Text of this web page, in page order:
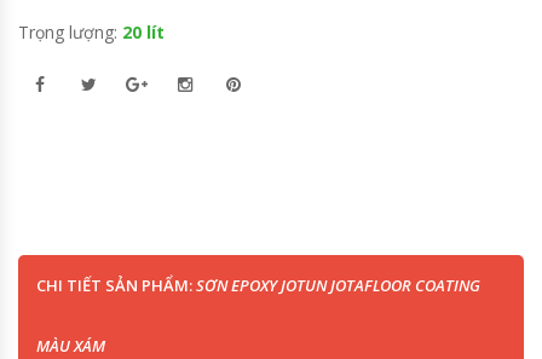
Trọng lượng: 20 lít
CHI TIẾT SẢN PHẨM:SƠN EPOXY JOTUN JOTAFLOOR COATING
MÀU XÁM